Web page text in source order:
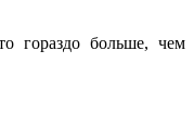
гораздо больше, чем